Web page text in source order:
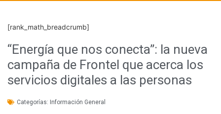
[rank_math_breadcrumb]
“Energía que nos conecta”: la nueva
campaña de Frontel que acerca los
servicios digitales a las personas
Categorías: Información General